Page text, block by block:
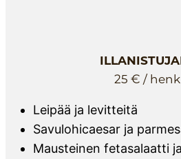
25 € /
Leipää ja levitteitä
Savulohicaesar ja
Mausteinen fetasalaatti